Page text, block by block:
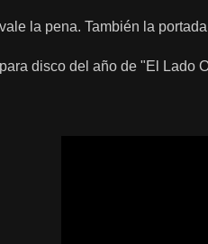
la pena. También la
disco del año de "El Lado